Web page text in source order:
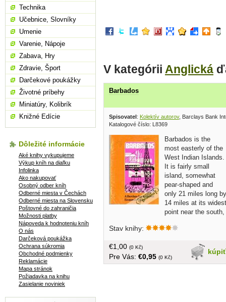
V kategórii Anglická
Barbados
Spisovatel: Kolektív autorov, Barclays Bank
Katalogové číslo: L8369
Barbados is the
most easterly of the
West Indian Islands.
It is fairly small
island, somewhat
pear-shaped and
only 21 miles long by
14 miles at its widest
point near the south,
miles... v angličtine, brožovaná, 53
Stav knihy:
kúpiť
€1,00 (0 Kč)
Pre Vás: €0,95 (0 Kč)
Technika
Učebnice, Slovníky
Umenie
Varenie, Nápoje
Zabava, Hry
Zdravie, Šport
Darčekové poukážky
Životné príbehy
Miniatúry, Kolibrík
Knižné Edície
Dôležité informácie
Aké knihy vykupujeme
Výkup kníh na diaľku
Infolinka
Ako nakupovať
Osobný odber kníh
Odberné miesta v Čechách
Odberné miesta na Slovensku
Poštovné do zahraničia
Možnosti platby
Nápoveda k hodnoteniu kníh
O nás
Darčeková poukážka
Ochrana súkromia
Obchodné podmienky
Reklamácie
Mapa stránok
Požiadavka na knihu
Zasielanie noviniek